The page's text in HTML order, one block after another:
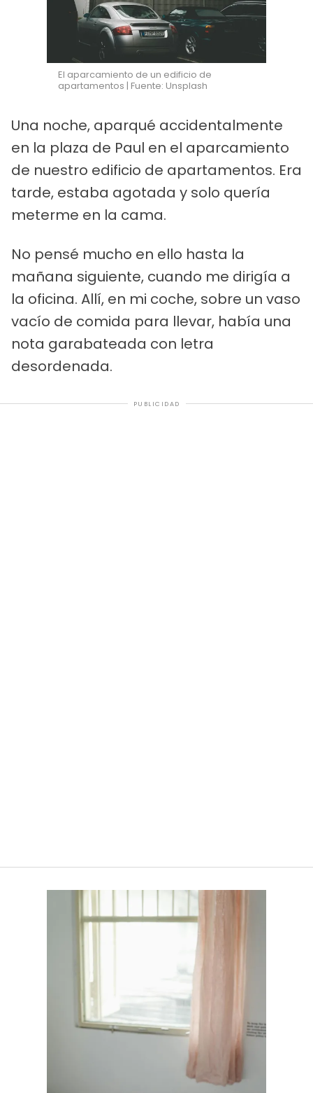
El aparcamiento de un edificio de
apartamentos | Fuente: Unsplash
Una noche, aparqué accidentalmente
en la plaza de Paul en el aparcamiento
de nuestro edificio de apartamentos. Era
tarde, estaba agotada y solo quería
meterme en la cama.
No pensé mucho en ello hasta la
mañana siguiente, cuando me dirigía a
la oficina. Allí, en mi coche, sobre un vaso
vacío de comida para llevar, había una
nota garabateada con letra
desordenada.
PUBLICIDAD